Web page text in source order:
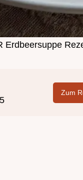
Erdbeersuppe
Zum